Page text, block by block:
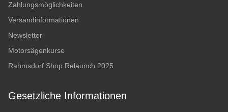
Zahlungsmöglichkeiten
Versandinformationen
Newsletter
Motorsägenkurse
Rahmsdorf Shop Relaunch 2025
Gesetzliche Informationen